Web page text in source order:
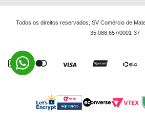
Todos os direitos reservados, SV Comércio de
35.088.657/0001-37